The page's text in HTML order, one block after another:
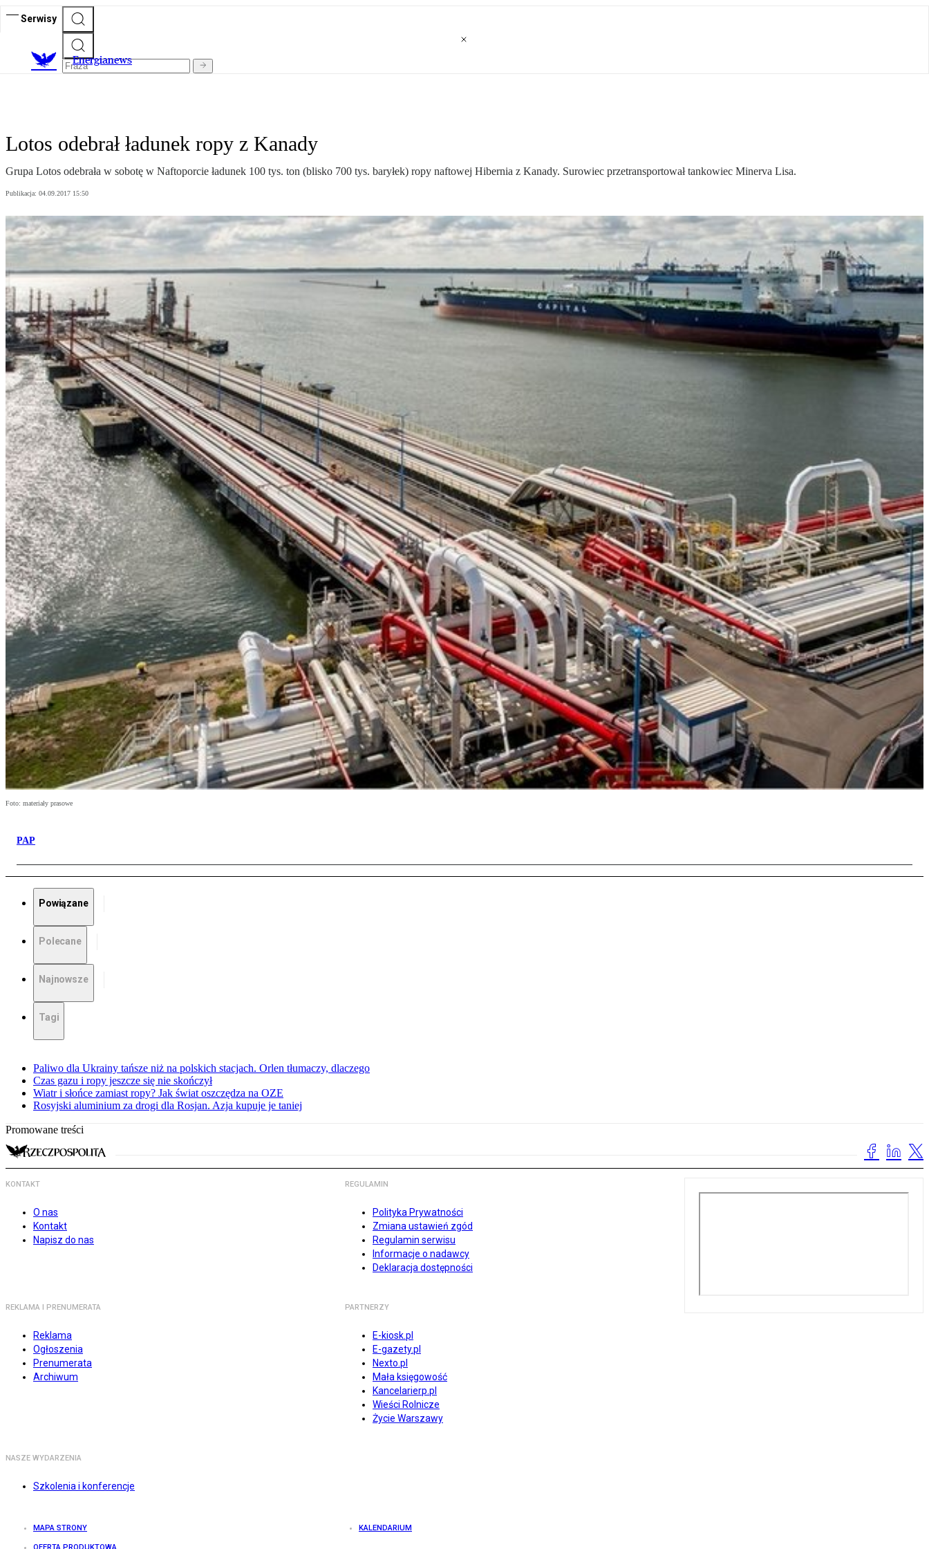
Serwisy
Energianews
Lotos odebrał ładunek ropy z Kanady
Grupa Lotos odebrała w sobotę w Naftoporcie ładunek 100 tys. ton (blisko 700 tys. baryłek) ropy naftowej Hibernia z Kanady. Surowiec przetransportował tankowiec Minerva Lisa.
Publikacja: 04.09.2017 15:50
Foto: materiały prasowe
PAP
Powiązane
Polecane
Najnowsze
Tagi
Paliwo dla Ukrainy tańsze niż na polskich stacjach. Orlen tłumaczy, dlaczego
Czas gazu i ropy jeszcze się nie skończył
Wiatr i słońce zamiast ropy? Jak świat oszczędza na OZE
Rosyjski aluminium za drogi dla Rosjan. Azja kupuje je taniej
Promowane treści
KONTAKT
O nas
Kontakt
Napisz do nas
REGULAMIN
Polityka Prywatności
Zmiana ustawień zgód
Regulamin serwisu
Informacje o nadawcy
Deklaracja dostępności
REKLAMA I PRENUMERATA
Reklama
Ogłoszenia
Prenumerata
Archiwum
PARTNERZY
E-kiosk.pl
E-gazety.pl
Nexto.pl
Mała księgowość
Kancelarierp.pl
Wieści Rolnicze
Życie Warszawy
NASZE WYDARZENIA
Szkolenia i konferencje
MAPA STRONY KALENDARIUM